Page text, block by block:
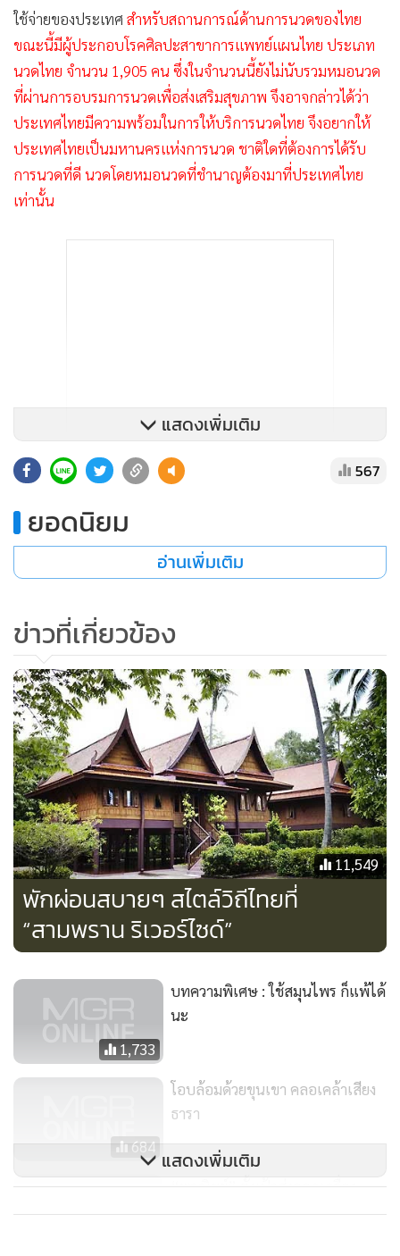
ใช้จ่ายของประเทศ สำหรับสถานการณ์ด้านการนวดของไทย
ขณะนี้มีผู้ประกอบโรคศิลปะสาขาการแพทย์แผนไทย ประเภท
นวดไทย จำนวน 1,905 คน ซึ่งในจำนวนนี้ยังไม่นับรวมหมอนวด
ที่ผ่านการอบรมการนวดเพื่อส่งเสริมสุขภาพ จึงอาจกล่าวได้ว่า
ประเทศไทยมีความพร้อมในการให้บริการนวดไทย จึงอยากให้
ประเทศไทยเป็นมหานครแห่งการนวด ชาติใดที่ต้องการได้รับ
การนวดที่ดี นวดโดยหมอนวดที่ชำนาญต้องมาที่ประเทศไทย
เท่านั้น
นายวิทยา
กล่าวด้วยว่า สธ.ได้ส่งเสริมให้โรงพยาบาลส่งเสริมสุขภาพตำบล
(รพ.สต.) ให้บริการ และทำหน้าที่ในการเผยแพร่ความรู้ด้านการ
นวดให้กับประชาชน เพื่อให้เกิดการนวดได้อย่างถูกต้องและ
ปลอดภัย ในระดับของสถานบริการและสถานพยาบาลต้องมี
ต้องมีการให้บริการนวดไทย เพื่อให้คนไทยทุกคนเข้าถึงบริการ
ซึ่งจะทำให้การใช้ยาแก้ปวดลดลง นอกจากนี้ ยังมีการสนับสนุน
ให้มีการวิจัยด้านการนวดไทยแบบบูรณาการ นับเป็นการสร้าง
มูลค่าทางการตลาดให้กับประเทศไทย โดยมูลค่าทางการตลาด
ของการนวดไทยสามารถสร้างรายได้ให้กับประเทศปีละ 2-3
หมื่นล้านบาท โดยเฉพาะปี 2558 ซึ่งจะมีการรวมตัวของ
ประชาคมเศรษฐกิจอาเซียน
แสดงเพิ่มเติม
567
ยอดนิยม
อ่านเพิ่มเติม
ข่าวที่เกี่ยวข้อง
11,549
พักผ่อนสบายๆ สไตล์วิถีไทยที่
“สามพราน ริเวอร์ไซด์”
1,733
บทความพิเศษ : ใช้สมุนไพร ก็แพ้ได้
นะ
684
โอบล้อมด้วยขุนเขา คลอเคล้าเสียง
ธารา
“พาณิชย์” ตั้งเป้าส่งออกเครื่อง
สำอางปีนี้ 4 พันล้านเหรียญสหรัฐ
แสดงเพิ่มเติม